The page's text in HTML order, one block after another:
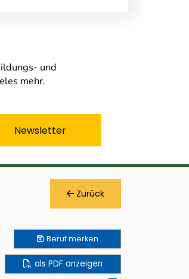
und
mehr.
Newsletter
Zurück
Berufmerken
als PDF anzeigen